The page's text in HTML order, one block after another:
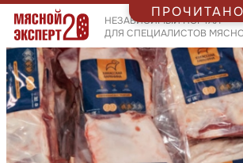
НЕЗАВИСИМЫЙ ПОРТАЛ
ДЛЯ СПЕЦИАЛИСТОВ
ПРОЧИТАНО